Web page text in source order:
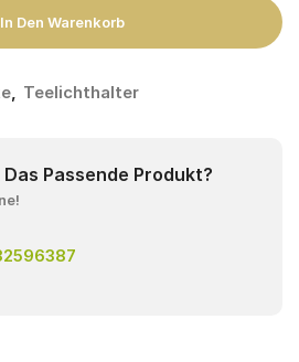
In Den Warenkorb
, Teelichthalter
Passende Produkt?